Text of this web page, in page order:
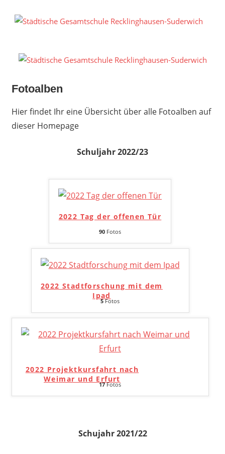
Inhalt
Fotoalben
Hier findet Ihr eine Übersicht über alle Fotoalben auf
dieser Homepage
Schuljahr 2022/23
2022 Tag der offenen Tür
90 Fotos
2022 Stadtforschung mit dem
Ipad
5Fotos
2022 Projektkursfahrt nach
Weimar und Erfurt
17Fotos
Schujahr 2021/22